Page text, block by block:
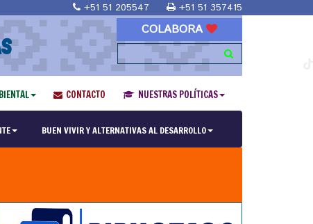
+51 51 205547 +51 51 357415
COLABORA
CONTACTO NUESTRAS POLÍTICAS
BUEN VIVIR Y ALTERNATIVAS AL DESARROLLO